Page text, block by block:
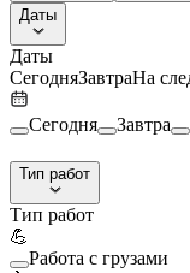
Даты
Даты
СегодняЗавтраНа
Сегодня Завтра
Тип работ
Тип работ
💪
Работа с грузами